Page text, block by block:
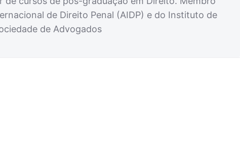
de Direito Penal (AIDP) e do Instituto de
de Advogados